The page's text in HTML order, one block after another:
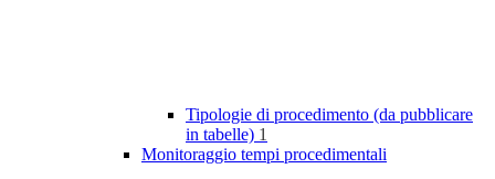
Tipologie di procedimento (da pubblicare
in tabelle) 1
Monitoraggio tempi procedimentali